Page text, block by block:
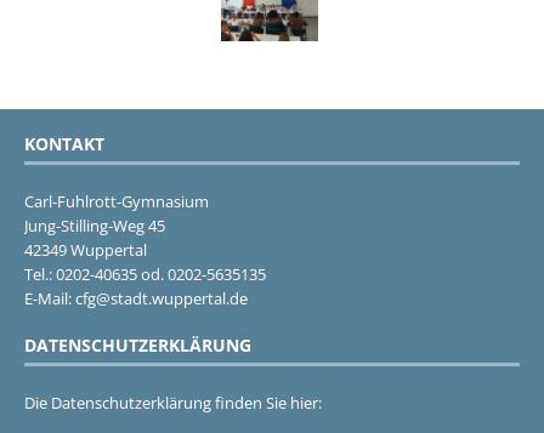
KONTAKT
Carl-Fuhlrott-Gymnasium
Jung-Stilling-Weg 45
42349 Wuppertal
Tel.: 0202-40635 od. 0202-5635135
E-Mail: cfg@stadt.wuppertal.de
DATENSCHUTZERKLÄRUNG
Die Datenschutzerklärung finden Sie hier: